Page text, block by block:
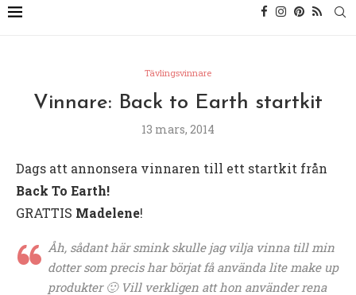
Tävlingsvinnare
Vinnare: Back to Earth startkit
13 mars, 2014
Dags att annonsera vinnaren till ett startkit från
Back To Earth!
GRATTIS Madelene!
Åh, sådant här smink skulle jag vilja vinna till min
dotter som precis har börjat få använda lite make up
produkter 🙂 Vill verkligen att hon använder rena